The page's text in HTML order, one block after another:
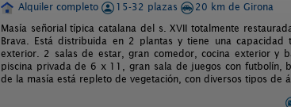
Alquiler completo
15-32 plazas
20 km de Girona
Masía señorial típica catalana del s. XVII totalmente
Brava. Está distribuida en 2 plantas y tiene una
exterior. 2 salas de estar, gran comedor, cocina exterior y
piscina privada de 6 x 11, gran sala de juegos con futbolín,
de la masía está repleto de vegetación, con diversos tipos de